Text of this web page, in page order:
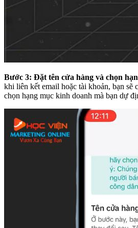
Bước 3: Đặt tên cửa hàng và chọn
khi liên kết email hoặc tài khoản, bạn sẽ
chọn hạng mục kinh doanh mà bạn dự